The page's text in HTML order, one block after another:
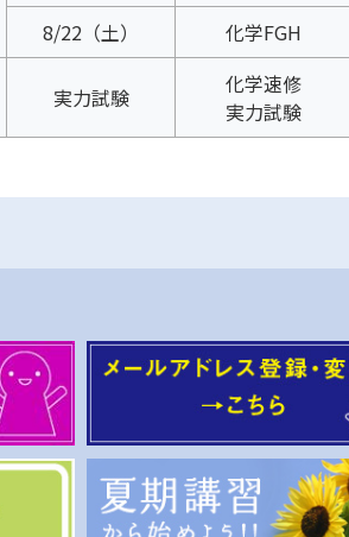
8/22（土）
化学FGH
実力試験
化学速修
実力試験